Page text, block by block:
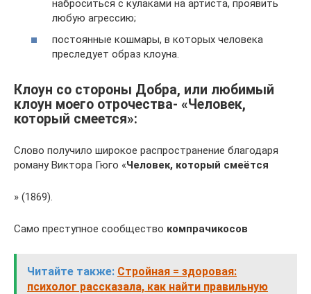
наброситься с кулаками на артиста, проявить
любую агрессию;
постоянные кошмары, в которых человека
преследует образ клоуна.
Клоун со стороны Добра, или любимый
клоун моего отрочества- «Человек,
который смеется»:
Слово получило широкое распространение благодаря
роману Виктора Гюго «Человек, который смеётся
» (1869).
Само преступное сообщество компрачикосов
Читайте также: Стройная = здоровая:
психолог рассказала, как найти правильную